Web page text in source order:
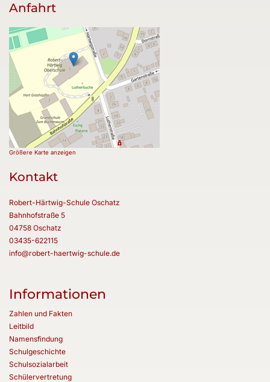
Anfahrt
Größere Karte anzeigen
Kontakt
Robert-Härtwig-Schule Oschatz
Bahnhofstraße 5
04758 Oschatz
03435-622115
info@robert-haertwig-schule.de
Informationen
Zahlen und Fakten
Leitbild
Namensfindung
Schulgeschichte
Schulsozialarbeit
Schülervertretung